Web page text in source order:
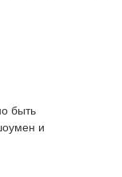
быть
и